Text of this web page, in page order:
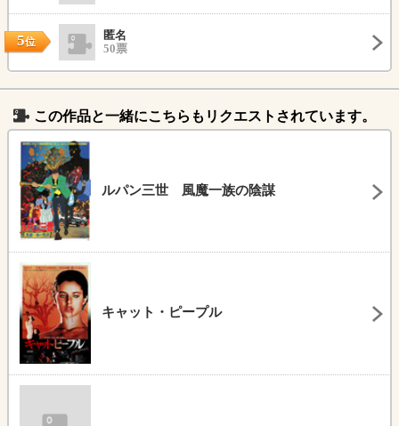
5位
匿名
50票
この作品と一緒にこちらもリクエストされています。
ルパン三世 風魔一族の陰謀
キャット・ピープル